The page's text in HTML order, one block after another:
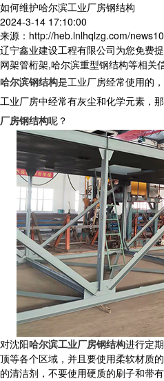
如何维护哈尔滨工业厂房钢结构
2024-3-14 17:10:00
来源：http://heb.lnlhqlzg.com/
辽宁鑫业建设工程有限公司为您免费
网架管桁架,哈尔滨重型钢结构等相关
哈尔滨钢结构是工业厂房经常使用的
工业厂房中经常有灰尘和化学元素，
厂房钢结构呢？
对沈阳哈尔滨工业厂房钢结构进行定
顶等各个区域，并且要使用柔软材质
的清洁剂，不要使用硬质的刷子和带